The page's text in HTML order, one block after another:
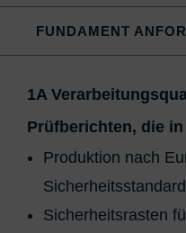
FUNDAMENT
1A
Prüfberichten, die
Produktion nach
Sicherheitsrasten